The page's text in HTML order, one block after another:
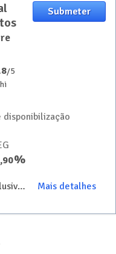
/5
disponibilização
,90%
Ganhe milhas aéreas e acesso exclusivo a lounges de aeroportos Mais detalhes
Submeter